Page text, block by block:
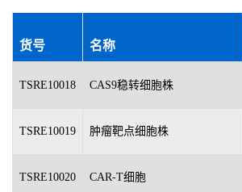
货号 名称
TSRE10018 CAS9稳转细胞株
TSRE10019 肿瘤靶点细胞株
TSRE10020 CAR-T细胞